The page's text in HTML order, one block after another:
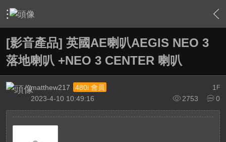
› 敗家特區 For Sale or Trade › 二手交換交易區 › 內容
[影音產品] 英國AE喇叭AEGIS NEO 3
落地喇叭 +NEO 3 CENTER 喇叭
1 F
matthew217
480i 會員
2753
0
2023-4-10 10:49:16